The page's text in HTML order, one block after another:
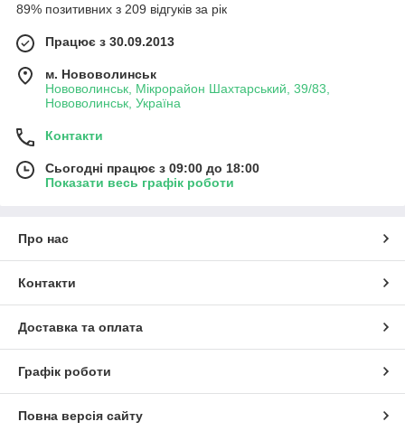
89% позитивних з 209 відгуків за рік
Працює з 30.09.2013
м. Нововолинськ
Нововолинськ, Мікрорайон Шахтарський, 39/83,
Нововолинськ, Україна
Контакти
Сьогодні працює з 09:00 до 18:00
Показати весь графік роботи
Про нас
Контакти
Доставка та оплата
Графік роботи
Повна версія сайту